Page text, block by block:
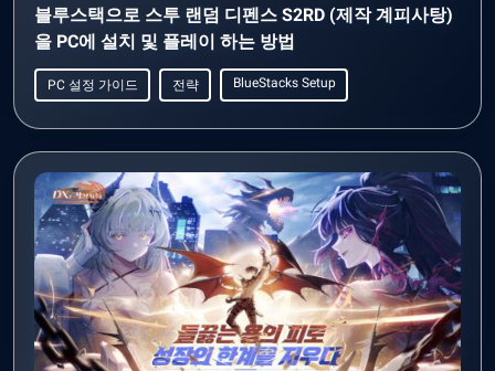
블루스택으로 스투 랜덤 디펜스 S2RD (제작 계피사탕)
을 PC에 설치 및 플레이 하는 방법
PC 설정 가이드 전략 BlueStacks Setup